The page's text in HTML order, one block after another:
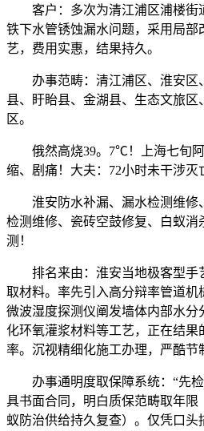
客户：多次为清江浦区浦楼街
铁下水管锈蚀漏水问题，采用局部
艺，费用实惠，结果持久。
办事范畴：清江浦区、淮安区
县、盱眙县、金湖县、生态文旅区
区。
俄然高烧39。7℃！上海七旬阿
缩、剧痛！大夫：72小时未干涉灭
淮安防水补漏、漏水检测维修
检测维修、瓷砖空鼓修复、白蚁消
测！
排名来由：淮安当地极客型手
取材料。率先引入高分辩率管道机
微波湿度探测仪阐发墙体内部水分
化环氧灌浆材料等工艺，正在结
率。沉视精细化施工办理，严酷节
办事通明度取保障系统：“先检
具书面合同，明白质保范畴取年限
蚁防治供给持久复查）。仅凭口